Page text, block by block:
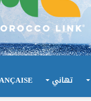
تهاني